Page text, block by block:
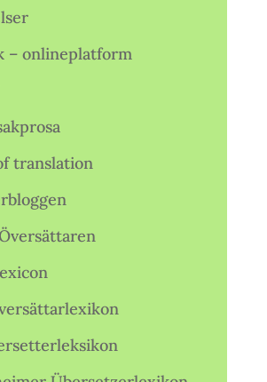
– onlineplatform
translation